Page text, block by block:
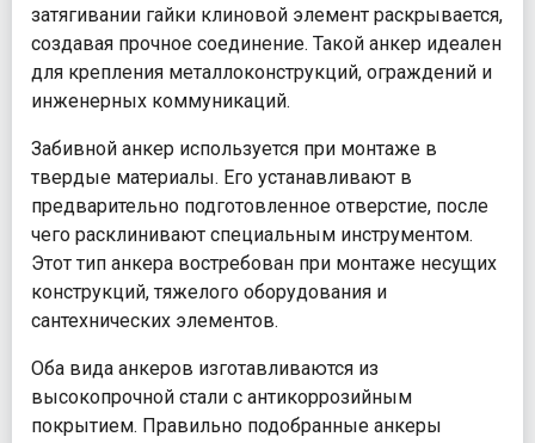
затягивании гайки клиновой элемент раскрывается,
создавая прочное соединение. Такой анкер идеален
для крепления металлоконструкций, ограждений и
инженерных коммуникаций.
Забивной анкер используется при монтаже в
твердые материалы. Его устанавливают в
предварительно подготовленное отверстие, после
чего расклинивают специальным инструментом.
Этот тип анкера востребован при монтаже несущих
конструкций, тяжелого оборудования и
сантехнических элементов.
Оба вида анкеров изготавливаются из
высокопрочной стали с антикоррозийным
покрытием. Правильно подобранные анкеры